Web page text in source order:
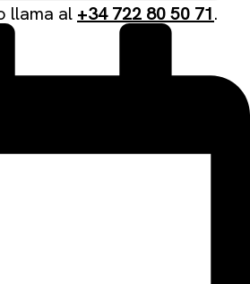
llama al +34 722 80 50 71.